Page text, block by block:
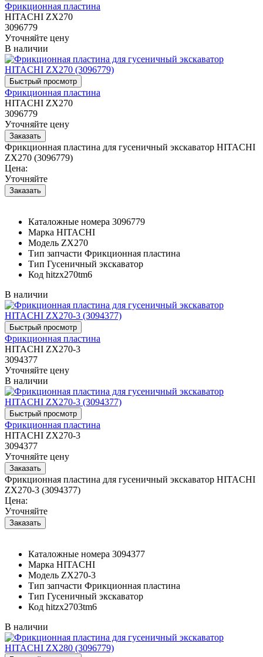
Фрикционная пластина
HITACHI ZX270
3096779
Уточняйте цену
В наличии
Фрикционная пластина
HITACHI ZX270
3096779
Уточняйте цену
Фрикционная пластина для гусеничный экскаватор HITACHI
ZX270 (3096779)
Цена:
Уточняйте
Каталожные номера 3096779
Марка HITACHI
Модель ZX270
Тип запчасти Фрикционная пластина
Тип Гусеничный экскаватор
Код hitzx270tm6
В наличии
Фрикционная пластина
HITACHI ZX270-3
3094377
Уточняйте цену
В наличии
Фрикционная пластина
HITACHI ZX270-3
3094377
Уточняйте цену
Фрикционная пластина для гусеничный экскаватор HITACHI
ZX270-3 (3094377)
Цена:
Уточняйте
Каталожные номера 3094377
Марка HITACHI
Модель ZX270-3
Тип запчасти Фрикционная пластина
Тип Гусеничный экскаватор
Код hitzx2703tm6
В наличии